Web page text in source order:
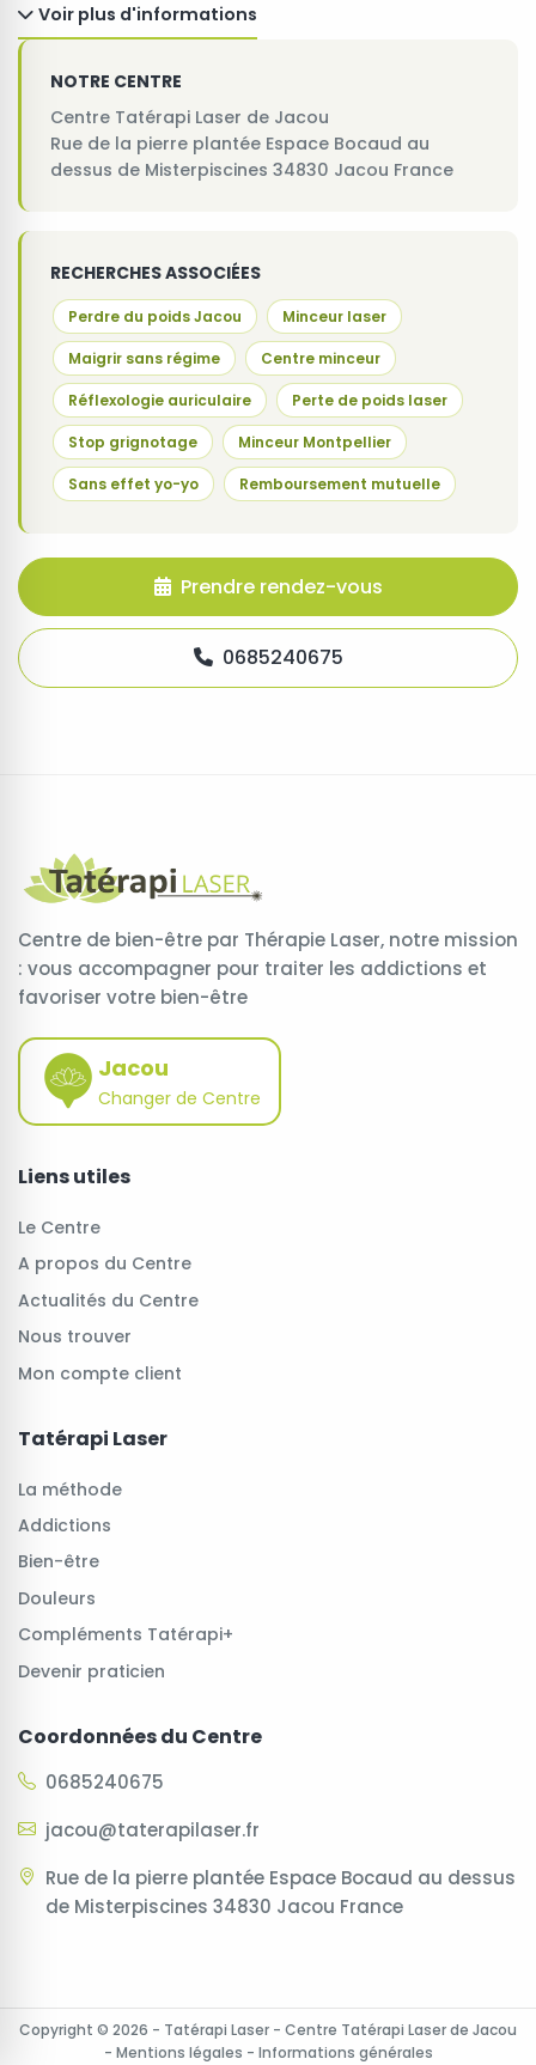
Voir plus d'informations
NOTRE CENTRE
Centre Tatérapi Laser de Jacou
Rue de la pierre plantée Espace Bocaud au
dessus de Misterpiscines 34830 Jacou France
RECHERCHES ASSOCIÉES
Perdre du poids Jacou Minceur laser
Maigrir sans régime Centre minceur
Réflexologie auriculaire Perte de poids laser
Stop grignotage Minceur Montpellier
Sans effet yo-yo Remboursement mutuelle
Prendre rendez-vous
0685240675
Centre de bien-être par Thérapie Laser, notre mission
: vous accompagner pour traiter les addictions et
favoriser votre bien-être
Jacou
Changer de Centre
Liens utiles
Le Centre
A propos du Centre
Actualités du Centre
Nous trouver
Mon compte client
Tatérapi Laser
La méthode
Addictions
Bien-être
Douleurs
Compléments Tatérapi+
Devenir praticien
Coordonnées du Centre
0685240675
jacou@taterapilaser.fr
Rue de la pierre plantée Espace Bocaud au dessus
de Misterpiscines 34830 Jacou France
Copyright © 2026 - Tatérapi Laser - Centre Tatérapi Laser de Jacou
- Mentions légales - Informations générales